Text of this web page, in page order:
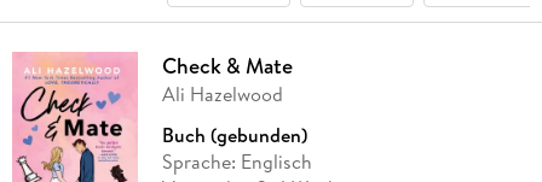
Check & Mate
Ali Hazelwood
Buch (gebunden)
Sprache: Englisch